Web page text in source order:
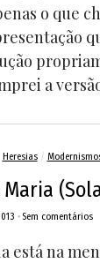
o que
a
Heresias/
• Sem comentários
está na